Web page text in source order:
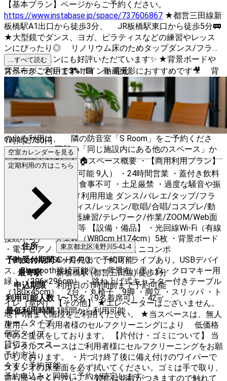
【基本プラン】ページからご予約ください。
https://www.instabase.jp/space/737606867
板橋駅A1出口から徒歩3分、 JR板橋駅東口から徒歩5分🚃
★大型鏡でダンス、ヨガ、ピラティスなどの練習やレッス
ンにぴったり◎ リノリウム床のためタップダンス/フラメ
ンコのレッスンにも好評いただています✨ ★背景ボードや
背景布がございます！🟩 動画撮影におすすめです🎥 背
景ボードの上で物撮りも可能◎ ★光回線Wi-Fiも完備！動画
配信にもご利用ください✨ ★アンプをつかっていないギタ
ー、電子ドラムなどの楽器利用もOK🎸 アコギの合同練習
や、バイオリン練習、合唱など通常の歌の練習など利用実績
あり🎻 ★オペラなどの歌唱練習や管楽器練習など大きな音
の出る利用は、 隣の防音室「S Room」をご予約くださ
い。 ページ下部の「同じ施設内にある他のスペース」か
らご確認ください！ 🏠スペース概要 ・【商用利用プラン】
・最大：15名（着席可能 9人） ・24時間営業 ・蓋付き飲料
のみ持ち込み可能 ・食事不可 ・土足厳禁 ・過度な騒音や振
動は禁止 🧘‍♀️オススメ利用用途 ダンス/バレエ/タップ/フラ
メンコ/ヨガ/ピラティス/レッスン/歌唱/合唱/コスプレ/動
画撮影/YouTube/楽器練習/テレワーク/作業/ZOOM/Web面
接/会議/打ち合わせ 等 【設備・備品】 ・光回線Wi-Fi（有線
接続不可） ・大型鏡（W80cm H174cm）5枚 ・背景ボード
・電子ピアノ（KORG/LP-180） ・ミニコンポ
（Panasonic/SC-HC410） ※CDドライブあり。USBデバイ
ス、Bluetooth接続可能◎ ・背景布（黒・白・クロマキー用
緑 ）（296×296cm） ・跳ね上げ式キャスター付きテーブル
（180×45cm） 2台 ・丸椅子 9脚 ・脚立 ・スリッパ ・ト
イレ（室内） 【その他】 ★エレベーターはございません。
地下1階まで階段をご利用ください。 ★当スペースは、無人
運用、 ご利用者様のセルフクリーニングにより 低価格
でのご提供をしております。 【片付け・ゴミについて】 当
レンタルスペースはご利用者様にセルフクリーニングをお願
いしております。 ・片づけ終了後に備え付けのワイパーで
スタジオの床全面を必ず拭いてください。ゴミは手で取り、
持ち帰ってください。 ・鏡には指紋がつきますので触れて
...すべて読む
スペースご利用で3%ポイント還元
1時間2,750円
空室カレンダーを見る
定期利用の方はこちら
住所 東京都北区滝野川5-41-4
予約受付期間 6ヶ月先まで予約可能
最寄駅
新板橋駅 (都営三田線) 徒歩3分
申込期限
利用日の1時間前まで予約可能
利用可能人数 1〜15名（9名着席可）・42㎡
最低利用時間 1時間から利用可能
ルームタイプ
個室タイプ
貸切スペース
予約方法
今すぐ予約可能
予約申込みと同時に予約が確定します